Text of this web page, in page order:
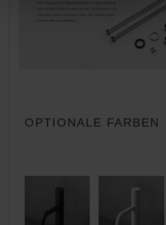
Die Montage der Waschbecken-Armatur gelingt
und kann alles erledigen nach der Anleitung(im
Lieferumfang enthalten).
OPTIONALE FARBEN